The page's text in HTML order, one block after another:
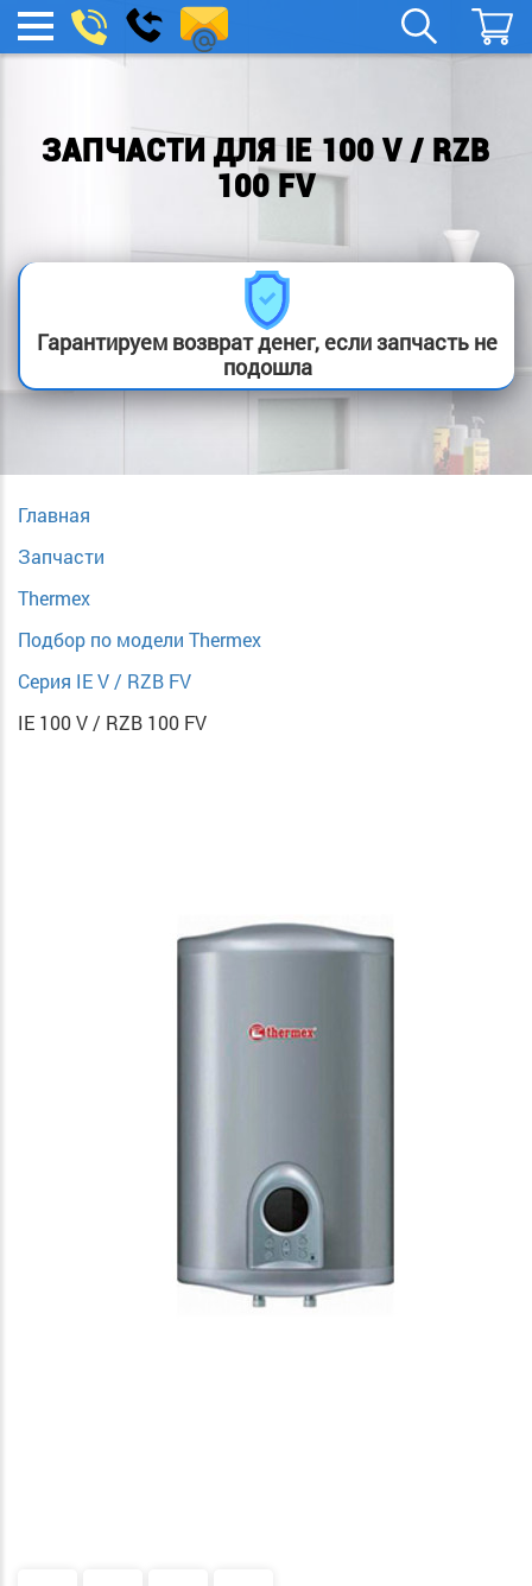
МЕНЮ
boylera@yandex.ru
Заказать
звонок
ЗАПЧАСТИ ДЛЯ IE 100 V / RZB
100 FV
Гарантируем возврат денег, если запчасть не
подошла
Главная
Запчасти
Thermex
Подбор по модели Thermex
Серия IE V / RZB FV
IE 100 V / RZB 100 FV